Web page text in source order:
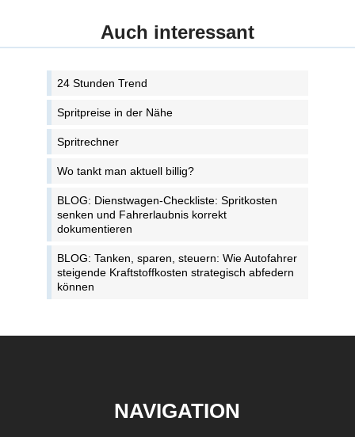
Auch interessant
24 Stunden Trend
Spritpreise in der Nähe
Spritrechner
Wo tankt man aktuell billig?
BLOG: Dienstwagen-Checkliste: Spritkosten
senken und Fahrerlaubnis korrekt
dokumentieren
BLOG: Tanken, sparen, steuern: Wie Autofahrer
steigende Kraftstoffkosten strategisch abfedern
können
NAVIGATION